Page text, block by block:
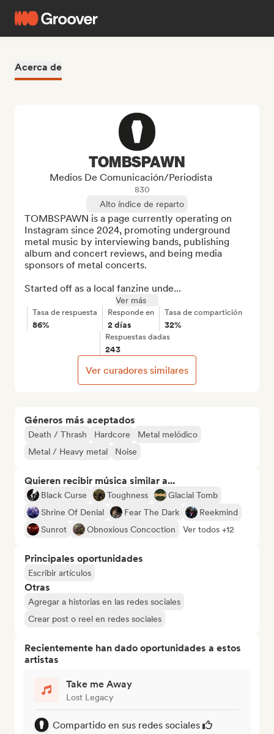
Acerca de
Géneros más aceptados
Death / Thrash Hardcore
Metal melódico
Metal / Heavy metal
Noise
Quieren recibir música similar a...
Black Curse Toughness
Glacial Tomb
Shrine Of Denial
Fear The Dark
Reekmind
Sunrot
Obnoxious Concoction Ver todos +12
Principales oportunidades
Escribir artículos
Otras
Agregar a historias en las redes sociales
Crear post o reel en redes sociales
Recientemente han dado oportunidades a estos
artistas
Take me Away
Lost Legacy
Compartido en sus redes sociales
TOMBSPAWN
Medios De Comunicación/Periodista
830
Alto índice de reparto
TOMBSPAWN is a page currently operating on
Instagram since 2024, promoting underground
metal music by interviewing bands, publishing
album and concert reviews, and being media
sponsors of metal concerts.
Started off as a local fanzine unde...
Ver más
Tasa de respuesta
86%
Responde en
2 días
Tasa de compartición
32%
Respuestas dadas
243
Ver curadores similares